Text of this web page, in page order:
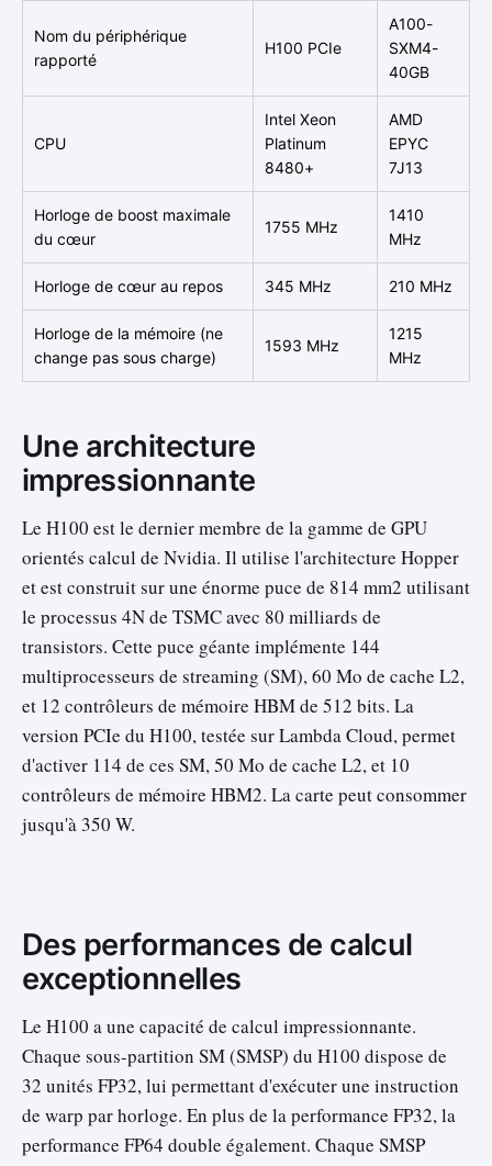
Nom du périphérique
rapporté
H100 PCIe
A100-
SXM4-
40GB
CPU
Intel Xeon
Platinum
8480+
AMD
EPYC
7J13
Horloge de boost maximale
du cœur
1755 MHz
1410
MHz
Horloge de cœur au repos 345 MHz 210 MHz
Horloge de la mémoire (ne
change pas sous charge)
1593 MHz
1215
MHz
Une architecture
impressionnante
Le H100 est le dernier membre de la gamme de GPU
orientés calcul de Nvidia. Il utilise l'architecture Hopper
et est construit sur une énorme puce de 814 mm2 utilisant
le processus 4N de TSMC avec 80 milliards de
transistors. Cette puce géante implémente 144
multiprocesseurs de streaming (SM), 60 Mo de cache L2,
et 12 contrôleurs de mémoire HBM de 512 bits. La
version PCIe du H100, testée sur Lambda Cloud, permet
d'activer 114 de ces SM, 50 Mo de cache L2, et 10
contrôleurs de mémoire HBM2. La carte peut consommer
jusqu'à 350 W.
Des performances de calcul
exceptionnelles
Le H100 a une capacité de calcul impressionnante.
Chaque sous-partition SM (SMSP) du H100 dispose de
32 unités FP32, lui permettant d'exécuter une instruction
de warp par horloge. En plus de la performance FP32, la
performance FP64 double également. Chaque SMSP